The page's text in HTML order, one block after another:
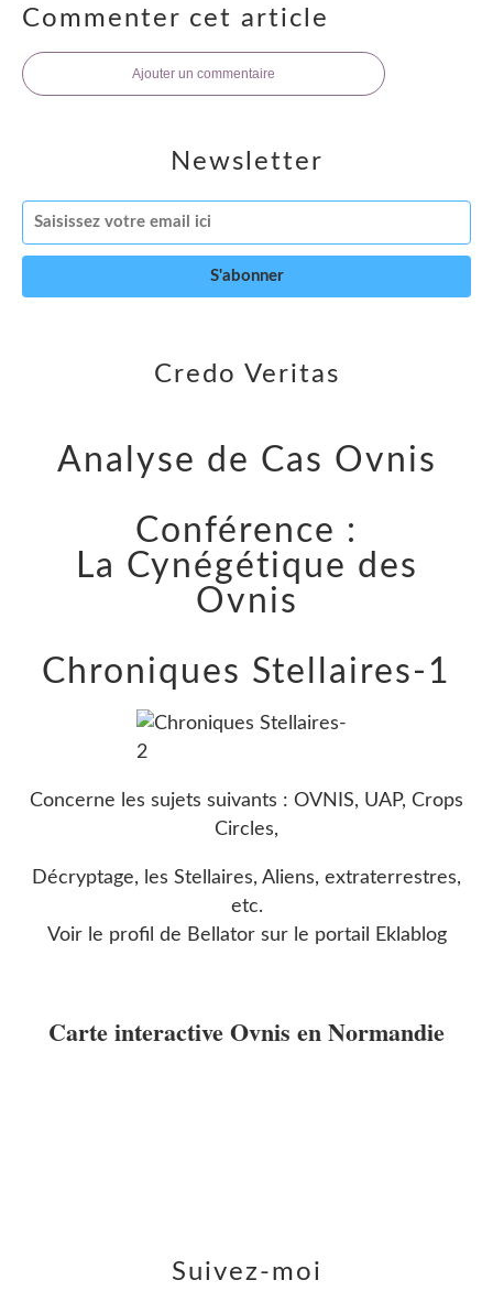
Commenter cet article
Ajouter un commentaire
Newsletter
Suivez-moi
Credo Veritas
Analyse de Cas Ovnis
Conférence :
La Cynégétique des
Ovnis
Chroniques Stellaires-1
Concerne les sujets suivants : OVNIS, UAP, Crops
Circles,
Décryptage, les Stellaires, Aliens, extraterrestres,
etc.
Voir le profil de Bellator sur le portail Eklablog
Carte interactive Ovnis en Normandie